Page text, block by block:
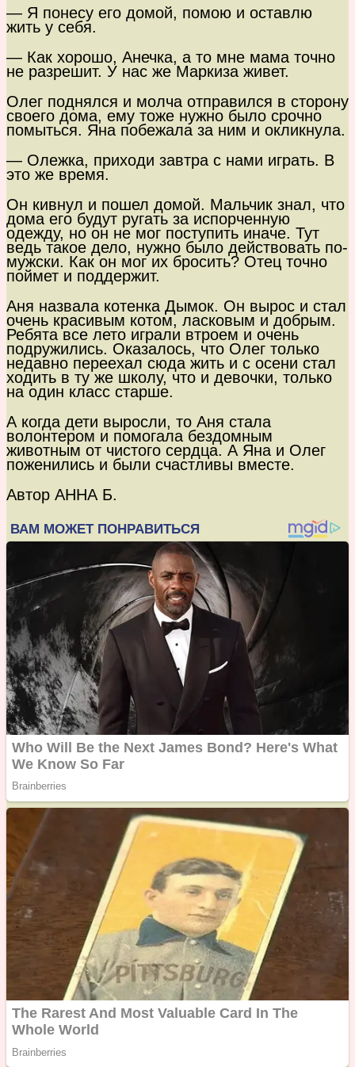
— Я понесу его домой, помою и оставлю
жить у себя.
— Как хорошо, Анечка, а то мне мама точно
не разрешит. У нас же Маркиза живет.
Олег поднялся и молча отправился в сторону
своего дома, ему тоже нужно было срочно
помыться. Яна побежала за ним и окликнула.
— Олежка, приходи завтра с нами играть. В
это же время.
Он кивнул и пошел домой. Мальчик знал, что
дома его будут ругать за испорченную
одежду, но он не мог поступить иначе. Тут
ведь такое дело, нужно было действовать по-
мужски. Как он мог их бросить? Отец точно
поймет и поддержит.
Аня назвала котенка Дымок. Он вырос и стал
очень красивым котом, ласковым и добрым.
Ребята все лето играли втроем и очень
подружились. Оказалось, что Олег только
недавно переехал сюда жить и с осени стал
ходить в ту же школу, что и девочки, только
на один класс старше.
А когда дети выросли, то Аня стала
волонтером и помогала бездомным
животным от чистого сердца. А Яна и Олег
поженились и были счастливы вместе.
Автор АННА Б.